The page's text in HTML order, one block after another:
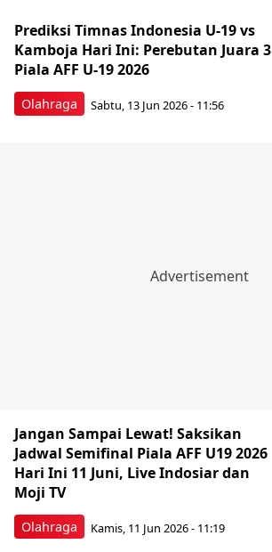
Olahraga
Prediksi Timnas Indonesia U-19 vs
Kamboja Hari Ini: Perebutan Juara 3
Piala AFF U-19 2026
Sabtu, 13 Jun 2026 - 11:56
Olahraga
Jangan Sampai Lewat! Saksikan
Jadwal Semifinal Piala AFF U19 2026
Hari Ini 11 Juni, Live Indosiar dan
Moji TV
Kamis, 11 Jun 2026 - 11:19